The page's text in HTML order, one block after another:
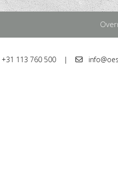
+31 113 760 500 |